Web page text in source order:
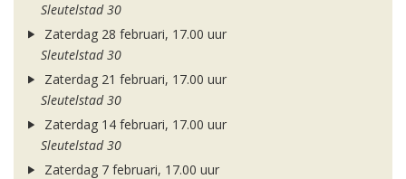
Sleutelstad 30
Zaterdag 28 februari, 17.00 uur
Sleutelstad 30
Zaterdag 21 februari, 17.00 uur
Sleutelstad 30
Zaterdag 14 februari, 17.00 uur
Sleutelstad 30
Zaterdag 7 februari, 17.00 uur